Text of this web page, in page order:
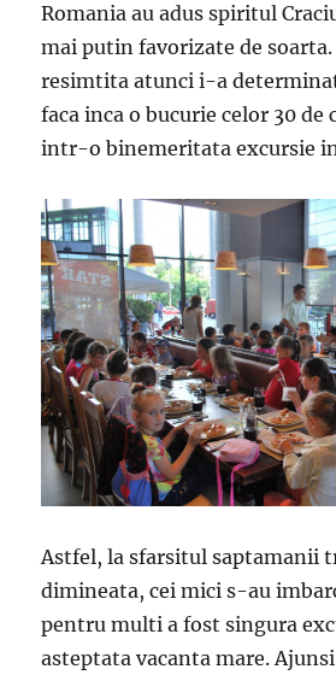
Romania au adus spiritul
mai putin favorizate de
resimtita atunci i-a
faca inca o bucurie celor 30
intr-o binemeritata excursie
Astfel, la sfarsitul saptamanii
dimineata, cei mici s-au
pentru multi a fost singura
asteptata vacanta mare.